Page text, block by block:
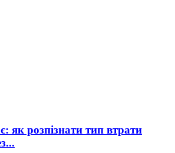
як розпізнати тип втрати